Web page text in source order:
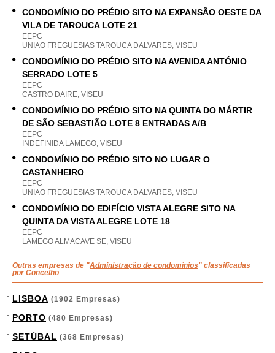
CONDOMÍNIO DO PRÉDIO SITO NA EXPANSÃO OESTE DA
VILA DE TAROUCA LOTE 21
EEPC
UNIAO FREGUESIAS TAROUCA DALVARES, VISEU
CONDOMÍNIO DO PRÉDIO SITO NA AVENIDA ANTÓNIO
SERRADO LOTE 5
EEPC
CASTRO DAIRE, VISEU
CONDOMÍNIO DO PRÉDIO SITO NA QUINTA DO MÁRTIR
DE SÃO SEBASTIÃO LOTE 8 ENTRADAS A/B
EEPC
INDEFINIDA LAMEGO, VISEU
CONDOMÍNIO DO PRÉDIO SITO NO LUGAR O
CASTANHEIRO
EEPC
UNIAO FREGUESIAS TAROUCA DALVARES, VISEU
CONDOMÍNIO DO EDIFÍCIO VISTA ALEGRE SITO NA
QUINTA DA VISTA ALEGRE LOTE 18
EEPC
LAMEGO ALMACAVE SE, VISEU
Outras empresas de "Administração de condomínios" classificadas
por Concelho
LISBOA (1902 Empresas)
PORTO (480 Empresas)
SETÚBAL (368 Empresas)